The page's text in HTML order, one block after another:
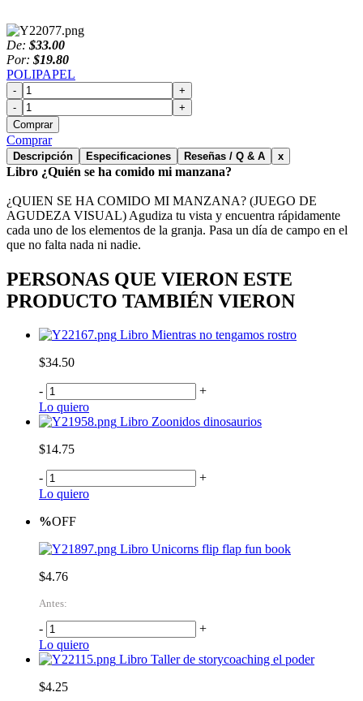
De: $33.00
Por: $19.80
POLIPAPEL
-
+
-
+
Comprar
Comprar
Descripción Especificaciones Reseñas / Q & A x
Libro ¿Quién se ha comido mi manzana?
¿QUIEN SE HA COMIDO MI MANZANA? (JUEGO DE
AGUDEZA VISUAL) Agudiza tu vista y encuentra rápidamente
cada uno de los elementos de la granja. Pasa un día de campo en el
que no falta nada ni nadie.
PERSONAS QUE VIERON ESTE
PRODUCTO TAMBIÉN VIERON
Libro Mientras no tengamos rostro
$34.50
-
+
Lo quiero
Libro Zoonidos dinosaurios
$14.75
-
+
Lo quiero
%OFF
Libro Unicorns flip flap fun book
$4.76
Antes:
-
+
Lo quiero
Libro Taller de storycoaching el poder
$4.25